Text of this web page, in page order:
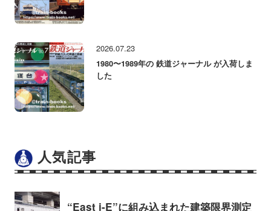
2026.07.23
1980〜1989年の 鉄道ジャーナル が入荷しま
した
人気記事